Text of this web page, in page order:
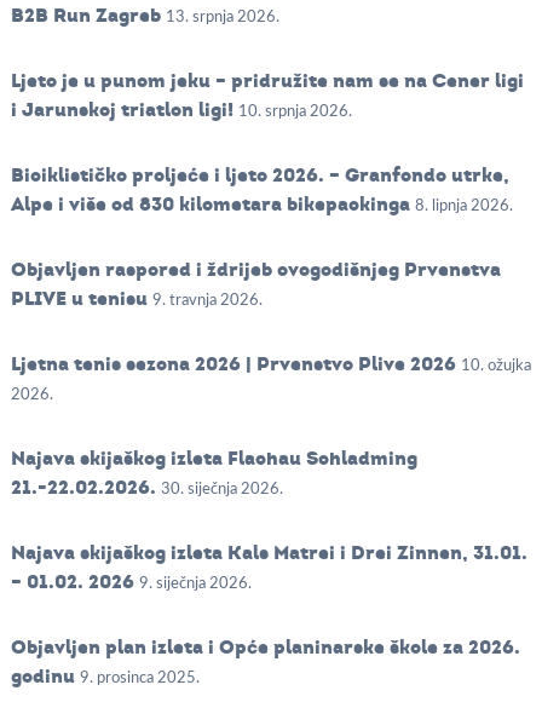
B2B Run Zagreb 13. srpnja 2026.
Ljeto je u punom jeku – pridružite nam se na Cener ligi
i Jarunskoj triatlon ligi! 10. srpnja 2026.
Biciklističko proljeće i ljeto 2026. – Granfondo utrke,
Alpe i više od 830 kilometara bikepackinga 8. lipnja 2026.
Objavljen raspored i ždrijeb ovogodišnjeg Prvenstva
PLIVE u tenisu 9. travnja 2026.
Ljetna tenis sezona 2026 | Prvenstvo Plive 2026 10. ožujka
2026.
Najava skijaškog izleta Flachau Schladming
21.-22.02.2026. 30. siječnja 2026.
Najava skijaškog izleta Kals Matrei i Drei Zinnen, 31.01.
– 01.02. 2026 9. siječnja 2026.
Objavljen plan izleta i Opće planinarske škole za 2026.
godinu 9. prosinca 2025.